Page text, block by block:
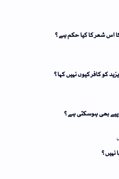
کیا حکم ہے؟
کیوں نہیں کہا؟
ہے؟